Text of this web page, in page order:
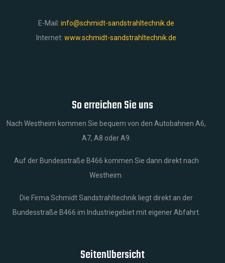
E-Mail: info@schmidt-sandstrahltechnik.de
Internet: www.schmidt-sandstrahltechnik.de
So erreichen Sie uns
Nach Westheim kommen Sie bequem von den Autobahnen A6,
A7, A8 oder A9.
Auf der Bundesstraße B466 kommen Sie dann direkt nach
Westheim.
Die Firma Schmidt Sandstrahltechnik liegt direkt an der
Bundesstraße B466 im Industriegebiet mit eigener Abfahrt.
Seitenübersicht